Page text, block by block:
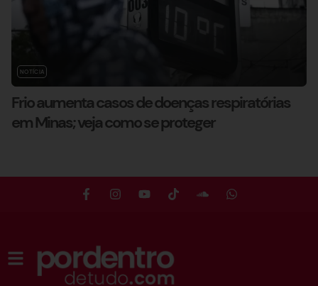
NOTÍCIA
Frio aumenta casos de doenças respiratórias
em Minas; veja como se proteger